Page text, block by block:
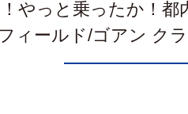
やっと乗ったか！
ィールド/ゴアン クラ